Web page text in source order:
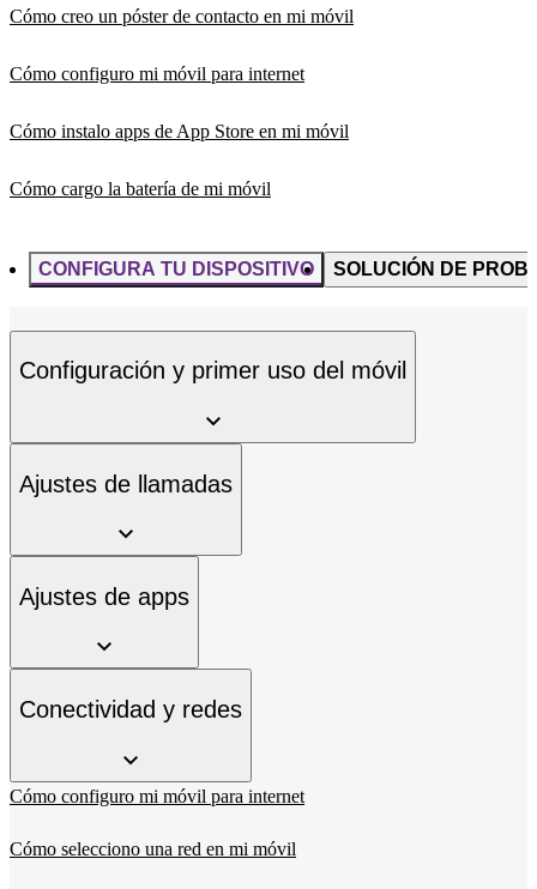
Cómo creo un póster de contacto en mi móvil
Cómo configuro mi móvil para internet
Cómo instalo apps de App Store en mi móvil
Cómo cargo la batería de mi móvil
CONFIGURA TU DISPOSITIVO SOLUCIÓN DE
Configuración y primer uso del móvil
Ajustes de llamadas
Ajustes de apps
Conectividad y redes
Cómo configuro mi móvil para internet
Cómo selecciono una red en mi móvil